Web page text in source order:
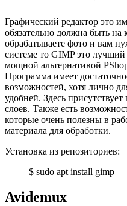
Графический редактор это
обязательно должна быть
обрабатываете фото и вам
системе то GIMP это
мощной альтернативой
Программа имеет
возможностей, хотя лично
удобней. Здесь
слоев. Также есть
которые очень полезны в
материала для обработки.
Установка из репозиториев:
$ sudo apt install gimp
Avidemux